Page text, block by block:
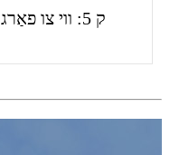
ק 5: ווי צו